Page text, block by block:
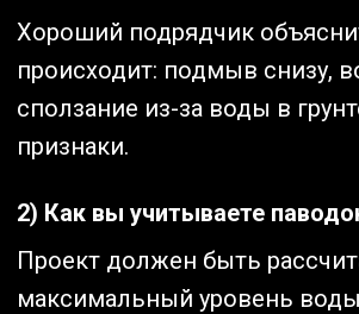
Хороший подрядчик
происходит: подмыв снизу,
сползание из-за воды в
признаки.
2) Как вы учитываете
Проект должен быть
максимальный уровень